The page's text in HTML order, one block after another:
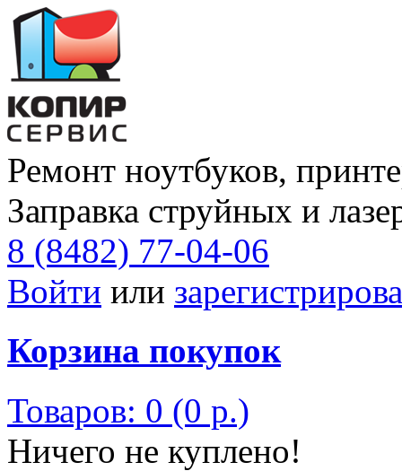
Ремонт ноутбуков,
Заправка струйных и
8 (8482) 77-04-06
Войти или
Корзина покупок
Товаров: 0 (0 р.)
Ничего не куплено!